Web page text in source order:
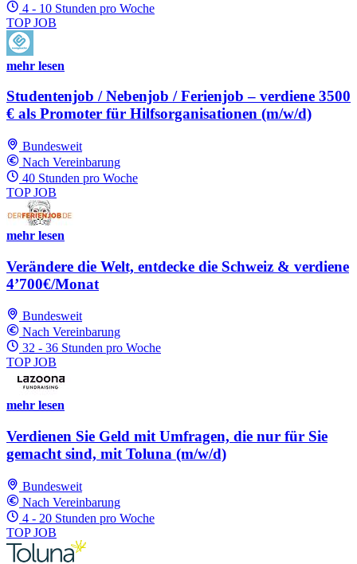
4 - 10 Stunden pro Woche
TOP JOB
mehr lesen
Studentenjob / Nebenjob / Ferienjob – verdiene 3500
€ als Promoter für Hilfsorganisationen (m/w/d)
Bundesweit
Nach Vereinbarung
40 Stunden pro Woche
TOP JOB
mehr lesen
Verändere die Welt, entdecke die Schweiz & verdiene
4’700€/Monat
Bundesweit
Nach Vereinbarung
32 - 36 Stunden pro Woche
TOP JOB
mehr lesen
Verdienen Sie Geld mit Umfragen, die nur für Sie
gemacht sind, mit Toluna (m/w/d)
Bundesweit
Nach Vereinbarung
4 - 20 Stunden pro Woche
TOP JOB